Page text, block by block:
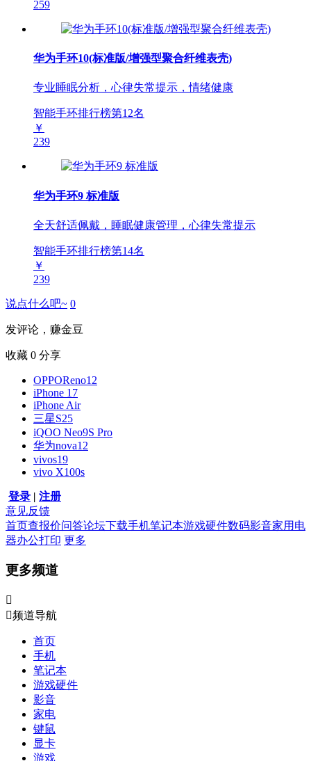
259
华为手环10(标准版/增强型聚合纤维表壳)
专业睡眠分析，心律失常提示，情绪健康
智能手环排行榜第12名
￥
239
华为手环9 标准版
全天舒适佩戴，睡眠健康管理，心律失常提示
智能手环排行榜第14名
￥
239
说点什么吧~ 0
发评论，赚金豆
收藏 0 分享
OPPOReno12
iPhone 17
iPhone Air
三星S25
iQOO Neo9S Pro
华为nova12
vivos19
vivo X100s
登录 | 注册
意见反馈
首页查报价问答论坛下载手机笔记本游戏硬件数码影音家用电
器办公打印 更多
更多频道

频道导航
首页
手机
笔记本
游戏硬件
影音
家电
键鼠
显卡
游戏